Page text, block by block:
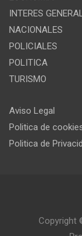
INTERES
NACIONALES
POLICIALES
POLITICA
TURISMO
Aviso Legal
Politica de
Politica de
Copyright